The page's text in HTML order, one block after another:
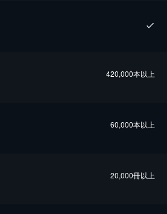
420,000本以上
60,000本以上
20,000冊以上